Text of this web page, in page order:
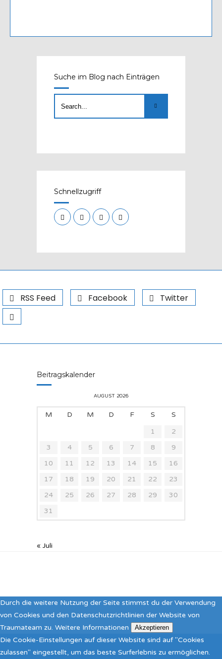
Suche im Blog nach Einträgen
Schnellzugriff
RSS Feed Facebook Twitter
Beitragskalender
AUGUST 2026
M D M D F S
S
1
2
3
4 5 6 7 8
9
10
11 12 13 14 15
16
17
18 19 20 21 22
23
24
25 26 27 28 29
30
31
« Juli
Durch die weitere Nutzung der Seite stimmst du der Verwendung
von Cookies und den Datenschutzrichtlinien der Website von
Traumateam zu. Weitere Informationen Akzeptieren
Die Cookie-Einstellungen auf dieser Website sind auf "Cookies
zulassen" eingestellt, um das beste Surferlebnis zu ermöglichen.